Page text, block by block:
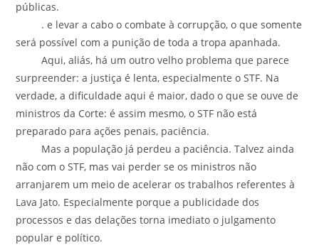
públicas.
. e levar a cabo o combate à corrupção, o que somente
será possível com a punição de toda a tropa apanhada.
Aqui, aliás, há um outro velho problema que parece
surpreender: a justiça é lenta, especialmente o STF. Na
verdade, a dificuldade aqui é maior, dado o que se ouve de
ministros da Corte: é assim mesmo, o STF não está
preparado para ações penais, paciência.
Mas a população já perdeu a paciência. Talvez ainda
não com o STF, mas vai perder se os ministros não
arranjarem um meio de acelerar os trabalhos referentes à
Lava Jato. Especialmente porque a publicidade dos
processos e das delações torna imediato o julgamento
popular e político.